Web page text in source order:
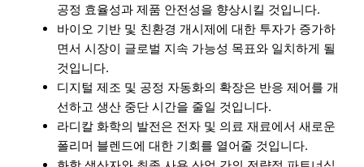
공정 효율성과 제품 안전성을 향상시킬 것입니다.
바이오 기반 및 친환경 개시제에 대한 투자가 증가하
면서 시장이 글로벌 지속 가능성 목표와 일치하게 될
것입니다.
디지털 제조 및 공정 자동화의 확장은 반응 제어를 개
선하고 생산 중단 시간을 줄일 것입니다.
라디칼 화학의 발전은 전자 및 의료 재료에서 새로운
폴리머 블렌드에 대한 기회를 열어줄 것입니다.